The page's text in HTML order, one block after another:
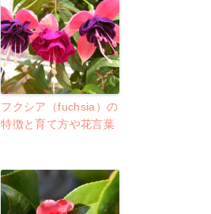
フクシア（fuchsia）の
特徴と育て方や花言葉